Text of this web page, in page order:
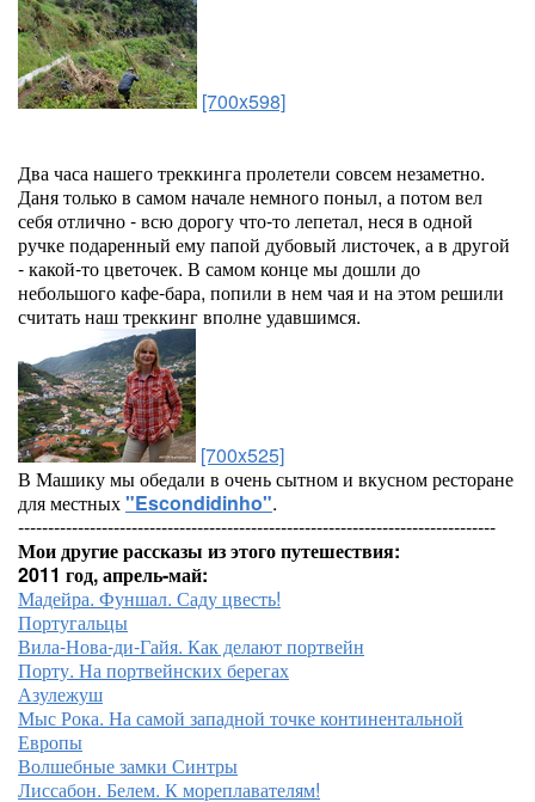
[700x598]
Два часа нашего треккинга пролетели совсем незаметно.
Даня только в самом начале немного поныл, а потом вел
себя отлично - всю дорогу что-то лепетал, неся в одной
ручке подаренный ему папой дубовый листочек, а в другой
- какой-то цветочек. В самом конце мы дошли до
небольшого кафе-бара, попили в нем чая и на этом решили
считать наш треккинг вполне удавшимся.
[700x525]
В Машику мы обедали в очень сытном и вкусном ресторане
для местных"Escondidinho".
--------------------------------------------------------------------------------
Мои другие рассказы из этого путешествия:
2011 год, апрель-май:
Мадейра. Фуншал. Саду цвесть!
Португальцы
Вила-Нова-ди-Гайя. Как делают портвейн
Порту. На портвейнских берегах
Азулежуш
Мыс Рока. На самой западной точке континентальной
Европы
Волшебные замки Синтры
Лиссабон. Белем. К мореплавателям!